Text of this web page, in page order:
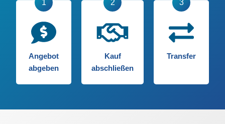
Angebot
abgeben
Kauf
abschließen
Transfer